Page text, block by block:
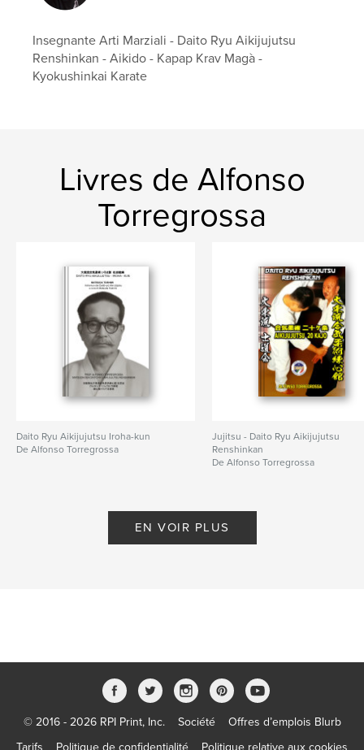
et loisirs
# de pages:244
Date de publication:
juin 26, 2023
iwama ryu , aikido
Insegnante Arti Marziali - Daito Ryu Aikijujutsu
Renshinkan - Aikido - Kapap Krav Magà -
Kyokushinkai Karate
Livres de Alfonso
Torregrossa
Daito Ryu Aikijujutsu Iroha-kun
De Alfonso Torregrossa
Jujitsu - Daito Ryu Aikijujutsu
Renshinkan
De Alfonso Torregrossa
EN VOIR PLUS
© 2016 - 2026 RPI Print, Inc. Société
Offres d’emplois Blurb
Tarifs
Politique de confidentialité Politique relative aux cookies